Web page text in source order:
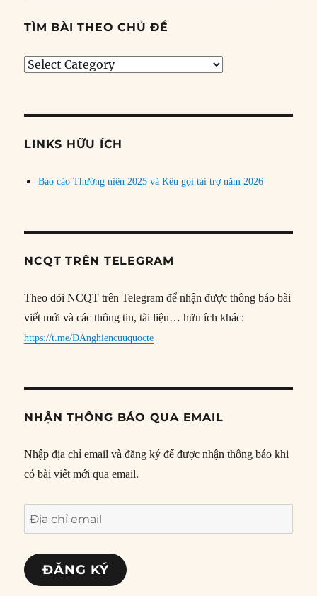
TÌM BÀI THEO CHỦ ĐỀ
Tìm
đề
LINKS HỮU ÍCH
Báo cáo Thường niên 2025 và Kêu gọi tài trợ năm 2026
NCQT TRÊN TELEGRAM
Theo dõi NCQT trên Telegram để nhận được thông báo bài
viết mới và các thông tin, tài liệu… hữu ích khác:
https://t.me/DAnghiencuuquocte
NHẬN THÔNG BÁO QUA EMAIL
Nhập địa chỉ email và đăng ký để được nhận thông báo khi
có bài viết mới qua email.
Địa
chỉ
email
ĐĂNG KÝ